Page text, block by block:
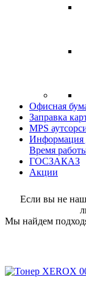
Офисная
Заправка
MPS
Информация
Время
ГОСЗАКАЗ
Акции
Если вы не
Мы найдем